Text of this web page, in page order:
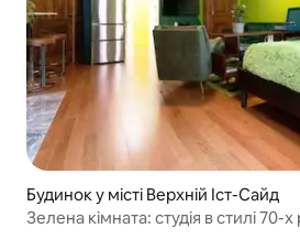
Будинок у місті Верхній Іст-Сайд
Зелена кімната: студія в стилі 70-х